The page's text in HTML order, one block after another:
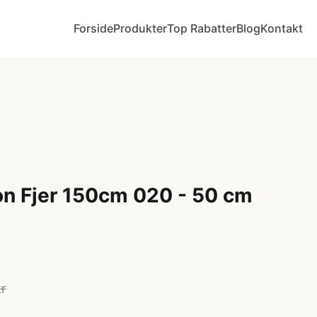
ForsideProdukterTop RabatterBlogKontakt
Fjer 150cm 020 - 50 cm